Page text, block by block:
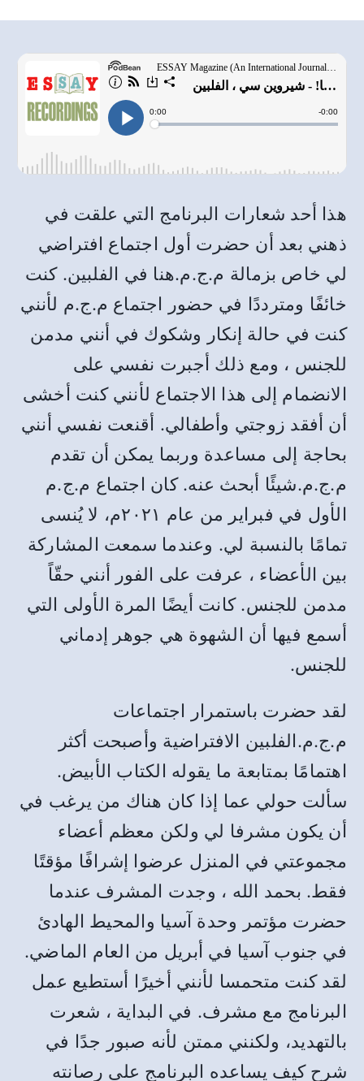
هذا أحد شعارات البرنامج التي علقت في
ذهني بعد أن حضرت أول اجتماع افتراضي
لي خاص بزمالة م.ج.م.هنا في الفلبين. كنت
خائفًا ومترددًا في حضور اجتماع م.ج.م لأنني
كنت في حالة إنكار وشكوك في أنني مدمن
للجنس ، ومع ذلك أجبرت نفسي على
الانضمام إلى هذا الاجتماع لأنني كنت أخشى
أن أفقد زوجتي وأطفالي. أقنعت نفسي أنني
بحاجة إلى مساعدة وربما يمكن أن تقدم
م.ج.م.شيئًا أبحث عنه. كان اجتماع م.ج.م
الأول في فبراير من عام ٢٠٢١م، لا يُنسى
تمامًا بالنسبة لي. وعندما سمعت المشاركة
بين الأعضاء ، عرفت على الفور أنني حقّاً
مدمن للجنس. كانت أيضًا المرة الأولى التي
أسمع فيها أن الشهوة هي جوهر إدماني
للجنس.
لقد حضرت باستمرار اجتماعات
م.ج.م.الفلبين الافتراضية وأصبحت أكثر
اهتمامًا بمتابعة ما يقوله الكتاب الأبيض.
سألت حولي عما إذا كان هناك من يرغب في
أن يكون مشرفا لي ولكن معظم أعضاء
مجموعتي في المنزل عرضوا إشرافًا مؤقتًا
فقط. بحمد الله ، وجدت المشرف عندما
حضرت مؤتمر وحدة آسيا والمحيط الهادئ
في جنوب آسيا في أبريل من العام الماضي.
لقد كنت متحمسا لأنني أخيرًا أستطيع عمل
البرنامج مع مشرف. في البداية ، شعرت
بالتهديد، ولكنني ممتن لأنه صبور جدًا في
شرح كيف يساعده البرنامج على رصانته